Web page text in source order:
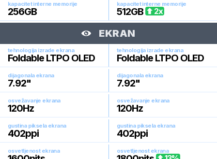
kapacitet interne memorije
256GB
kapacitet interne memorije
512GB 2x
EKRAN
tehnologija izrade ekrana
Foldable LTPO OLED
tehnologija izrade ekrana
Foldable LTPO OLED
dijagonala ekrana
7.92"
dijagonala ekrana
7.92"
osvežavanje ekrana
120Hz
osvežavanje ekrana
120Hz
gustina piksela ekrana
402ppi
gustina piksela ekrana
402ppi
osvetljenost ekrana osvetljenost ekrana